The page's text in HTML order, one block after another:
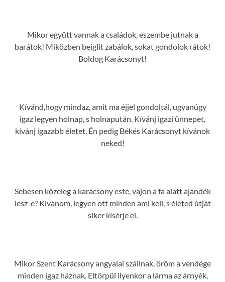
Mikor együtt vannak a családok, eszembe jutnak a
barátok! Miközben beiglit zabálok, sokat gondolok rátok!
Boldog Karácsonyt!
Kívánd,hogy mindaz, amit ma éjjel gondoltál, ugyanúgy
igaz legyen holnap, s holnapután. Kívánj igazi ünnepet,
kívánj igazabb életet. Én pedig Békés Karácsonyt kívánok
neked!
Sebesen közeleg a karácsony este, vajon a fa alatt ajándék
lesz-e? Kívánom, legyen ott minden ami kell, s életed útját
siker kísérje el.
Mikor Szent Karácsony angyalai szállnak, öröm a vendége
minden igaz háznak. Eltörpül ilyenkor a lárma az árnyék,